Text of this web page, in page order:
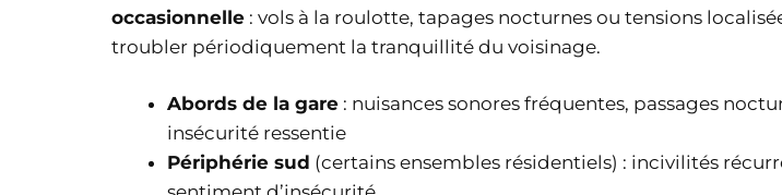
occasionnelle : vols à la roulotte, tapages nocturnes ou tensions
troubler périodiquement la tranquillité du voisinage.
Abords de la gare : nuisances sonores fréquentes, passages
insécurité ressentie
Périphérie sud (certains ensembles résidentiels) : incivilités